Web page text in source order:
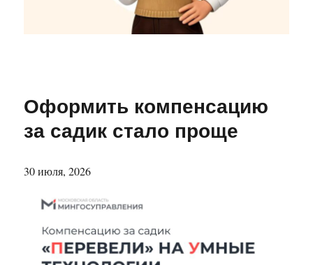
Оформить компенсацию
за садик стало проще
30 июля, 2026